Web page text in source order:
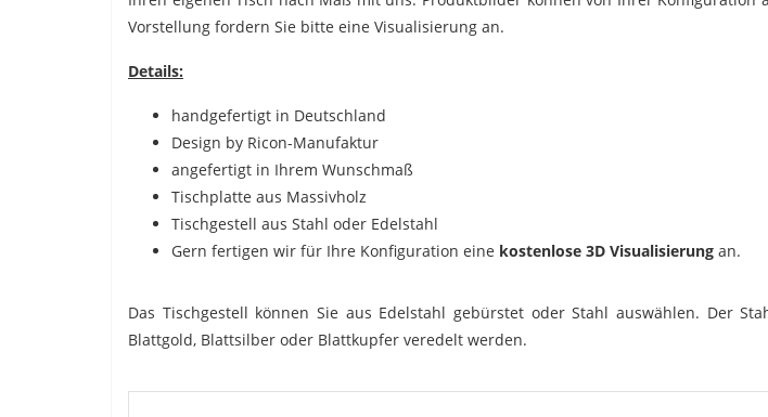
Vorstellung fordern Sie bitte eine Visualisierung an.
Details:
handgefertigt in Deutschland
Design by Ricon-Manufaktur
angefertigt in Ihrem Wunschmaß
Tischplatte aus Massivholz
Tischgestell aus Stahl oder Edelstahl
Gern fertigen wir für Ihre Konfiguration eine kostenlose 3D Visualisierung an.
Das Tischgestell können Sie aus Edelstahl gebürstet oder Stahl auswählen. Der
Blattgold, Blattsilber oder Blattkupfer veredelt werden.